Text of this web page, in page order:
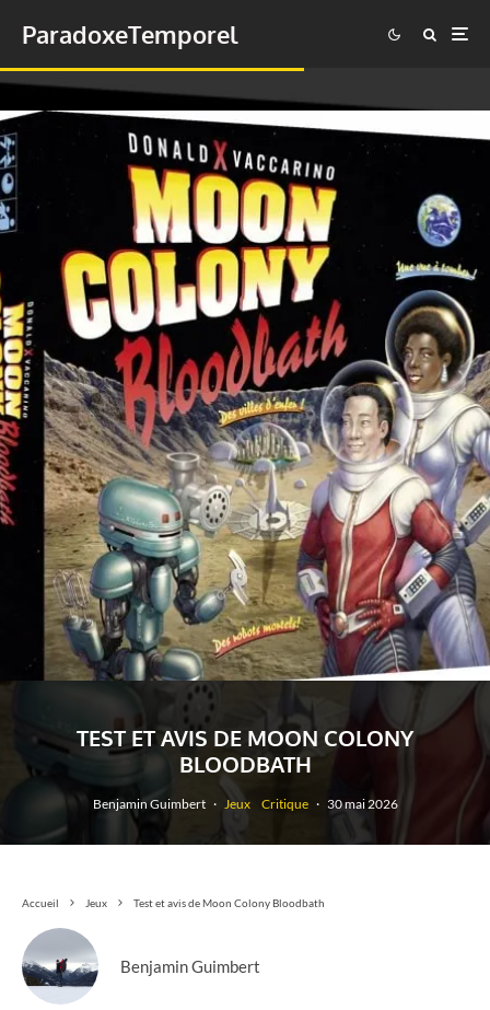
ParadoxeTemporel
TEST ET AVIS DE MOON COLONY
BLOODBATH
Benjamin Guimbert · Jeux Critique · 30 mai 2026
Accueil Jeux Test et avis de Moon Colony Bloodbath
Benjamin Guimbert